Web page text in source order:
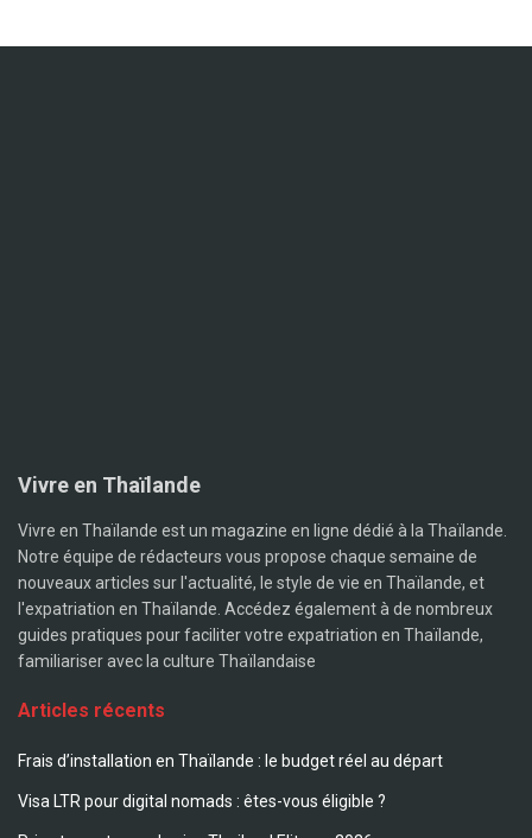
Vivre en Thaïlande
Vivre en Thaïlande est un magazine en ligne dédié à la Thaïlande.
Notre équipe de rédacteurs vous propose chaque semaine de
nouveaux articles sur l'actualité, le style de vie en Thaïlande, et
l'expatriation en Thaïlande. Accédez également à de nombreux
guides pratiques pour faciliter votre expatriation en Thaïlande,
familiariser avec la culture Thaïlandaise
Articles récents
Frais d’installation en Thaïlande : le budget réel au départ
Visa LTR pour digital nomads : êtes-vous éligible ?